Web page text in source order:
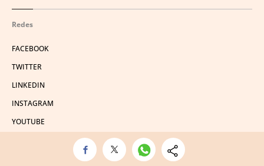
Redes
FACEBOOK
TWITTER
LINKEDIN
INSTAGRAM
YOUTUBE
© 2026 Crónica Global Media, SL